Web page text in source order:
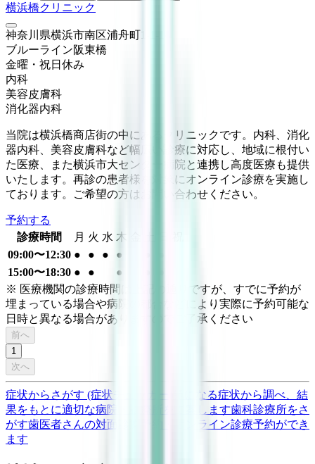
横浜橋クリニック
神奈川県横浜市南区浦舟町1-1-14
ブルーライン阪東橋
金曜・祝日 休み
内科
美容皮膚科
消化器内科
当院は横浜橋商店街の中にあるクリニックです。内科、消化
器内科、美容皮膚科など幅広い診療に対応し、地域に根付い
た医療、また横浜市大センター病院と連携し高度医療も提供
いたします。再診の患者様を対象にオンライン診療を実施し
ております。ご希望の方はお問い合わせください。
予約する
診療時間
月 火 水 木
09:00〜12:30 ● ● ● ●
15:00〜18:30 ● ● ●
※ 医療機関の診療時間は上記の通りですが、すでに予約が
埋まっている場合や病院の都合などにより実際に予約可能な
日時と異なる場合がありますのでご了承ください
前へ
1
次へ
症状からさがす (症状チェッカー)
気になる症状から調べ、結
果をもとに適切な病院・診療所を提案します歯科診療所をさ
がす歯医者さんの対面診療予約・オンライン診療予約ができ
ます